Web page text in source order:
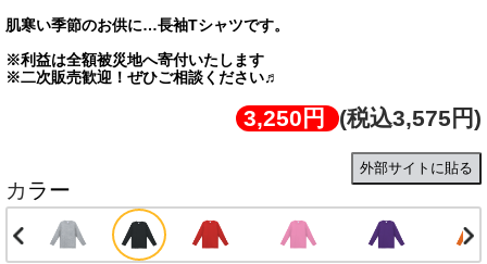
肌寒い季節のお供に…長袖Tシャツです。
※利益は全額被災地へ寄付いたします
※二次販売歓迎！ぜひご相談ください♬
3,250円 (税込3,575円)
外部サイトに貼る
カラー